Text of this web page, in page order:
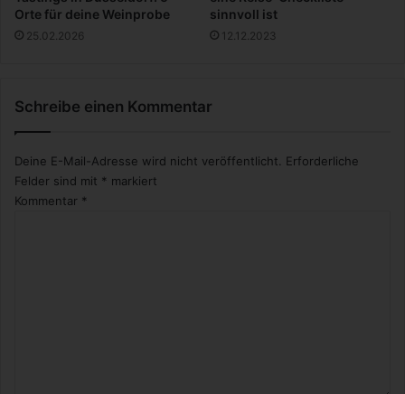
Orte für deine Weinprobe
25.02.2026
sinnvoll ist
12.12.2023
Schreibe einen Kommentar
Deine E-Mail-Adresse wird nicht veröffentlicht. Erforderliche
Felder sind mit * markiert
Kommentar *